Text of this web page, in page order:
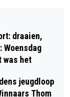
IN
draaien,
Woensdag
was het
jeugdloop
Thom